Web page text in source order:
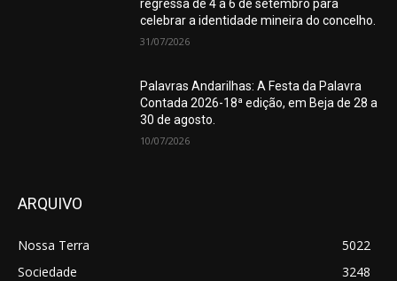
regressa de 4 a 6 de setembro para
celebrar a identidade mineira do concelho.
31/07/2026
Palavras Andarilhas: A Festa da Palavra
Contada 2026-18ª edição, em Beja de 28 a
30 de agosto.
10/07/2026
ARQUIVO
Nossa Terra
5022
Sociedade
3248